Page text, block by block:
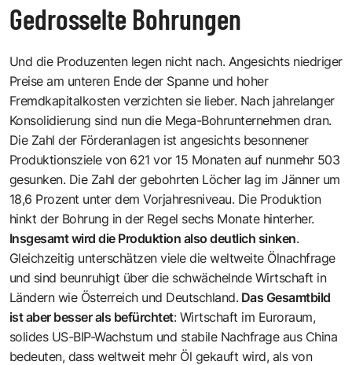
Gedrosselte Bohrungen
Und die Produzenten legen nicht nach. Angesichts niedriger
Preise am unteren Ende der Spanne und hoher
Fremdkapitalkosten verzichten sie lieber. Nach jahrelanger
Konsolidierung sind nun die Mega-Bohrunternehmen dran.
Die Zahl der Förderanlagen ist angesichts besonnener
Produktionsziele von 621 vor 15 Monaten auf nunmehr 503
gesunken. Die Zahl der gebohrten Löcher lag im Jänner um
18,6 Prozent unter dem Vorjahresniveau. Die Produktion
hinkt der Bohrung in der Regel sechs Monate hinterher.
Insgesamt wird die Produktion also deutlich sinken.
Gleichzeitig unterschätzen viele die weltweite Ölnachfrage
und sind beunruhigt über die schwächelnde Wirtschaft in
Ländern wie Österreich und Deutschland. Das Gesamtbild
ist aber besser als befürchtet: Wirtschaft im Euroraum,
solides US-BIP-Wachstum und stabile Nachfrage aus China
bedeuten, dass weltweit mehr Öl gekauft wird, als von